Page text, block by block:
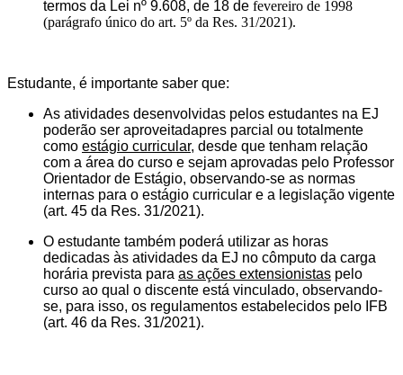
termos da Lei nº 9.608, de 18 de fevereiro de 1998
(parágrafo único do art. 5º da Res. 31/2021).
Estudante, é importante saber que:
As atividades desenvolvidas pelos estudantes na EJ
poderão ser aproveitadapres parcial ou totalmente
como estágio curricular, desde que tenham relação
com a área do curso e sejam aprovadas pelo Professor
Orientador de Estágio, observando-se as normas
internas para o estágio curricular e a legislação vigente
(art. 45 da Res. 31/2021).
O estudante também poderá utilizar as horas
dedicadas às atividades da EJ no cômputo da carga
horária prevista para as ações extensionistas pelo
curso ao qual o discente está vinculado, observando-
se, para isso, os regulamentos estabelecidos pelo IFB
(art. 46 da Res. 31/2021).